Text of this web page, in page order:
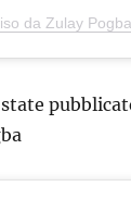
da Zulay